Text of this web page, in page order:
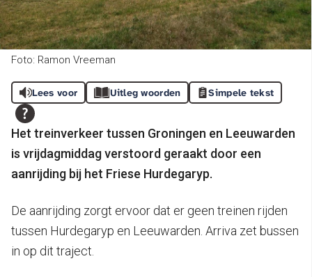
Foto: Ramon Vreeman
Lees voor Uitleg woorden Simpele tekst
Het treinverkeer tussen Groningen en Leeuwarden
is vrijdagmiddag verstoord geraakt door een
aanrijding bij het Friese Hurdegaryp.
De aanrijding zorgt ervoor dat er geen treinen rijden
tussen Hurdegaryp en Leeuwarden. Arriva zet bussen
in op dit traject.